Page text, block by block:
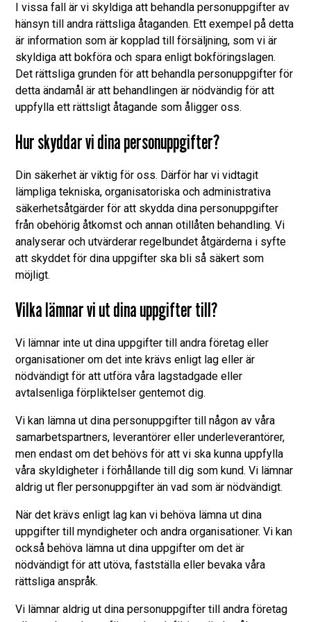
I vissa fall är vi skyldiga att behandla personuppgifter av
hänsyn till andra rättsliga åtaganden. Ett exempel på detta
är information som är kopplad till försäljning, som vi är
skyldiga att bokföra och spara enligt bokföringslagen.
Det rättsliga grunden för att behandla personuppgifter för
detta ändamål är att behandlingen är nödvändig för att
uppfylla ett rättsligt åtagande som åligger oss.
Hur skyddar vi dina personuppgifter?
Din säkerhet är viktig för oss. Därför har vi vidtagit
lämpliga tekniska, organisatoriska och administrativa
säkerhetsåtgärder för att skydda dina personuppgifter
från obehörig åtkomst och annan otillåten behandling. Vi
analyserar och utvärderar regelbundet åtgärderna i syfte
att skyddet för dina uppgifter ska bli så säkert som
möjligt.
Vilka lämnar vi ut dina uppgifter till?
Vi lämnar inte ut dina uppgifter till andra företag eller
organisationer om det inte krävs enligt lag eller är
nödvändigt för att utföra våra lagstadgade eller
avtalsenliga förpliktelser gentemot dig.
Vi kan lämna ut dina personuppgifter till någon av våra
samarbetspartners, leverantörer eller underleverantörer,
men endast om det behövs för att vi ska kunna uppfylla
våra skyldigheter i förhållande till dig som kund. Vi lämnar
aldrig ut fler personuppgifter än vad som är nödvändigt.
När det krävs enligt lag kan vi behöva lämna ut dina
uppgifter till myndigheter och andra organisationer. Vi kan
också behöva lämna ut dina uppgifter om det är
nödvändigt för att utöva, fastställa eller bevaka våra
rättsliga anspråk.
Vi lämnar aldrig ut dina personuppgifter till andra företag